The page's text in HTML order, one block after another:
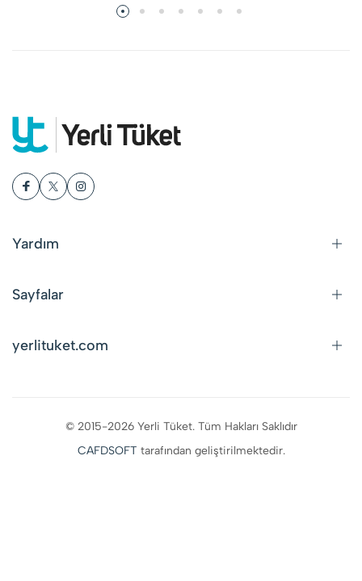
Yardım
Sayfalar
yerlituket.com
© 2015-2026 Yerli Tüket. Tüm Hakları Saklıdır
CAFDSOFT tarafından geliştirilmektedir.